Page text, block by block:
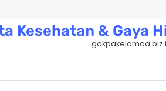
content
Kesehatan & Gaya